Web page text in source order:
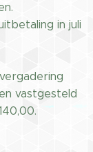
in juli
vastgesteld